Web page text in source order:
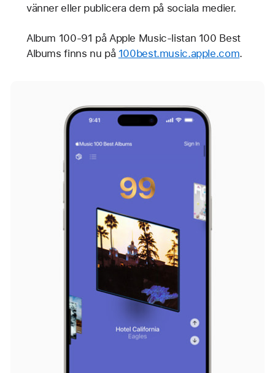
vänner eller publicera dem på sociala medier.
Album 100-91 på Apple Music-listan 100 Best
Albums finns nu på 100best.music.apple.com.